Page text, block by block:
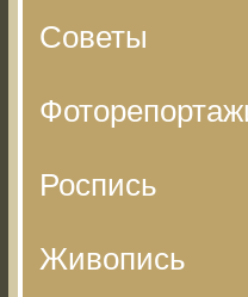
Советы
Роспись
Живопись